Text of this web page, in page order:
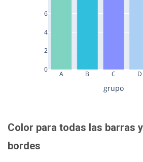
A B C D
0
2
4
6
grupo
Color para todas las barras
bordes